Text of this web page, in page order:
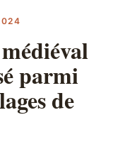
parmi
de